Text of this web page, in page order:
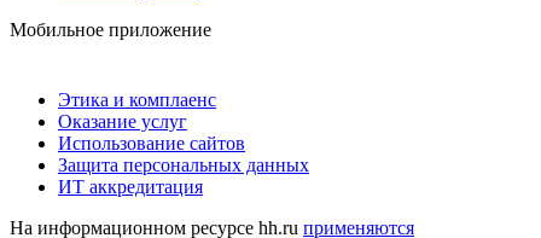
Мобильное приложение
Этика и комплаенс
Оказание услуг
Использование сайтов
Защита персональных данных
ИТ аккредитация
На информационном ресурсе hh.ru применяются